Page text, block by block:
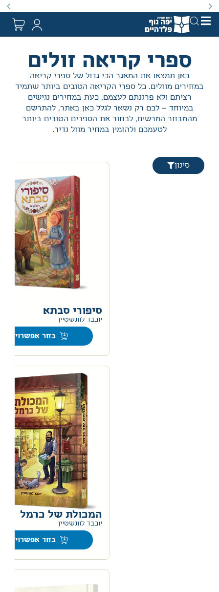
באתר מוצעים מוצרים במחירים נמוכים ומוזלים מהמחיר
ספרי קריאה זולים
כאן תמצאו את המאגר הכי גדול של ספרי קריאה
במחירים מוזלים. כל ספרי הקריאה הטובים ביותר שתמיד
רציתם ולא פרגנתם לעצמם, כעת במחירים נגישים
במיוחד – לכם רק נשאר לגלל כאן באתר, להתרשם
מהמבחר המרשים, לבחור את הספרים הטובים ביותר
לטעמכם ולהזמין במחיר מוזל נדיר.
סינון
סיפורי סבתא
יוכבד לוונשטיין
בחר אפשרויות
המכולת של כרמל
יוכבד לוונשטיין
בחר אפשרויות